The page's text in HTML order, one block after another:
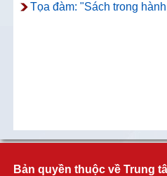
Tọa đàm: "Sách trong
Bản quyền thuộc về Trung